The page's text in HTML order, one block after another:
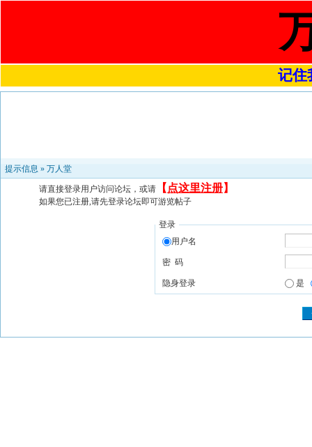
记住
提示信息 » 万人堂
请直接登录用户访问论坛，或请 【 点这里注册】
如果您已注册,请先登录论坛即可游览帖子
登录
用户名
密 码
隐身登录 是